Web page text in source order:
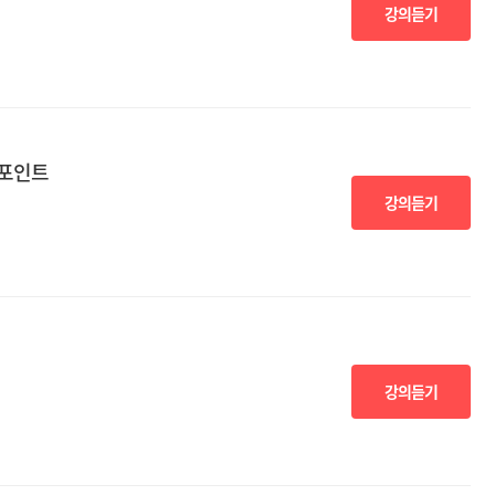
강의듣기
인트
강의듣기
강의듣기